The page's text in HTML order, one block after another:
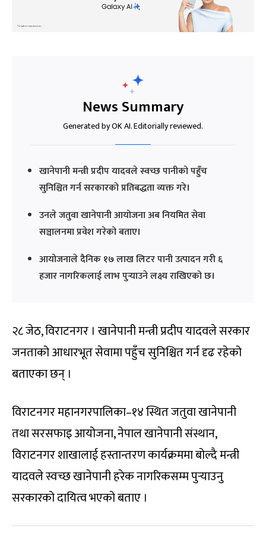
News Summary
Generated by OK AI. Editorially reviewed.
खानेपानी मन्त्री प्रदीप यादवले स्वच्छ पानीको पहुँच
सुनिश्चित गर्न सरकारको प्रतिबद्धता व्यक्त गरे।
उनले जतुवा खानेपानी आयोजना अब नियमित सेवा
सञ्चालनमा प्रवेश गरेको बताए।
आयोजनाले दैनिक १७ लाख लिटर पानी उत्पादन गरी ६
हजार नागरिकलाई लाभ पुर्‍याउने लक्ष्य राखिएको छ।
२८ जेठ, विराटनगर । खानेपानी मन्त्री प्रदीप यादवले सरकार
जनताको आधारभूत सेवामा पहुँच सुनिश्चित गर्न दृढ रहेको
बताएका छन् ।
विराटनगर महानगरपालिका–१४ स्थित जतुवा खानेपानी
तथा सरसफाइ आयोजना, नेपाल खानेपानी संस्थान,
विराटनगर शाखालाई हस्तान्तरण कार्यक्रममा बोल्दै मन्त्री
यादवले स्वच्छ खानेपानी हरेक नागरिकसम्म पुर्‍याउनु
सरकारको दायित्व भएको बताए ।